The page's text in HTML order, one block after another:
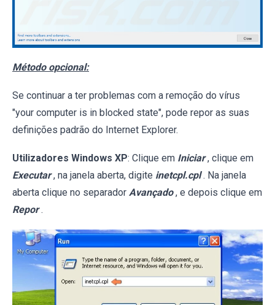
Método opcional:
Se continuar a ter problemas com a remoção do vírus
"your computer is in blocked state", pode repor as suas
definições padrão do Internet Explorer.
Utilizadores Windows XP: Clique em Iniciar , clique em
Executar , na janela aberta, digite inetcpl.cpl . Na janela
aberta clique no separador Avançado , e depois clique em
Repor .